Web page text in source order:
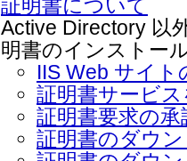
証明書について
Active Directory 以
明書のインストー
IIS Web サイト
証明書サービ
証明書要求の承
証明書のダウ